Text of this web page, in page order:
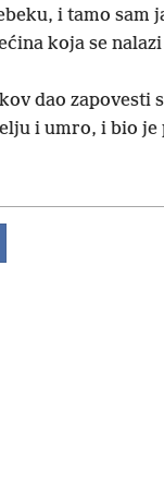
i tamo sam
koja se
dao zapovesti
i umro, i bio